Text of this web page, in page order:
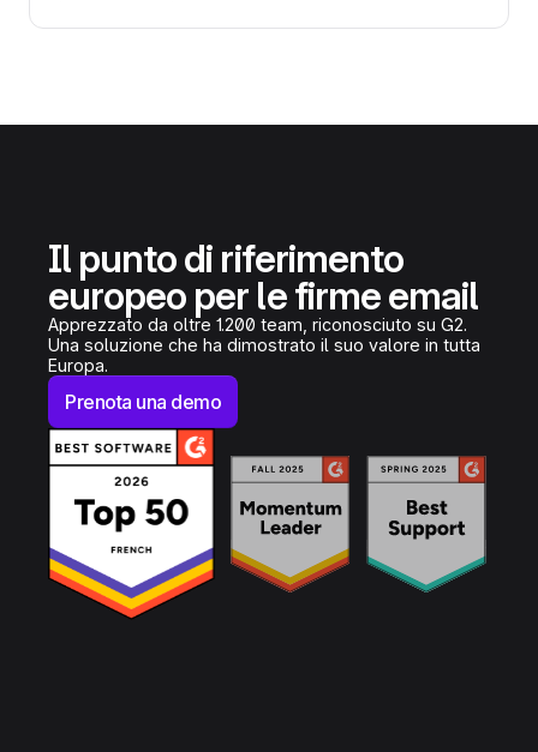
Il punto di riferimento
europeo per le firme email
Apprezzato da oltre 1.200 team, riconosciuto su G2.
Una soluzione che ha dimostrato il suo valore in tutta
Europa.
Prenota una demo